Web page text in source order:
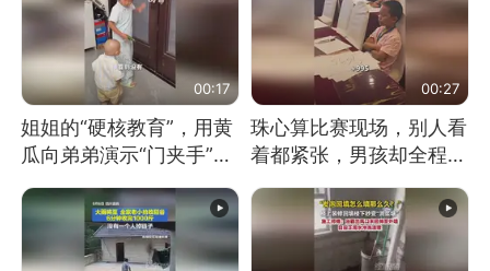
00:17
姐姐的“硬核教育”，用黄
瓜向弟弟演示“门夹手”，
网友：果然言传不如身
教！
00:27
珠心算比赛现场，别人看
着都紧张，男孩却全程气
定神闲、从容作答，最终
拿下冠军。网友：这淡定
的样子，一看就是有实
力！（人民日报）